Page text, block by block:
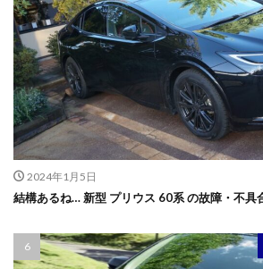
2024年1月5日
結構あるね… 新型 プリウス 60系 の故障・不具